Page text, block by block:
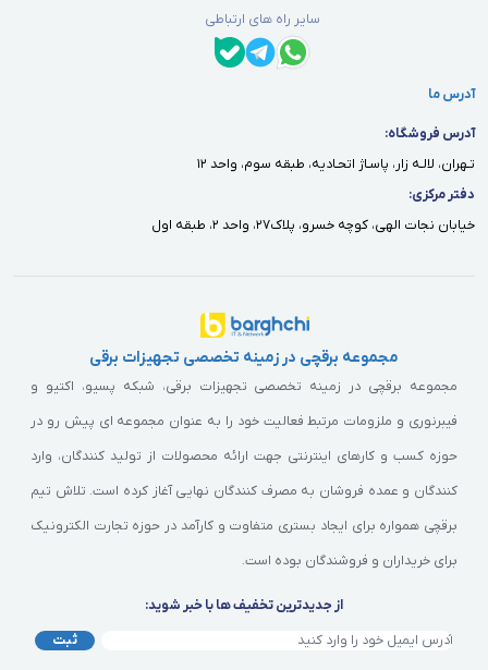
سایر راه های ارتباطی
آدرس ما
آدرس فروشگاه:
تـهران، لالـه زار، پاسـاژ اتحـاديه، طبقه سوم، واحد ١٢
دفتر مركزى:
خيابان نجات الهى، كوچه خسرو، پلاك٢٧، واحد ٢، طبقه اول
مجموعه برقچی در زمینه تخصصی تجهیزات برقی
مجموعه برقچی در زمینه تخصصی تجهیزات برقی، شبکه پسیو، اکتیو و
فیبرنوری و ملزومات مرتبط فعالیت خود را به عنوان مجموعه ای پیش رو در
حوزه کسب و کارهای اینترنتی جهت ارائه محصولات از تولید کنندگان، وارد
کنندگان و عمده فروشان به مصرف کنندگان نهایی آغاز کرده است. تلاش تیم
برقچی همواره برای ایجاد بستری متفاوت و کارآمد در حوزه تجارت الکترونیک
برای خریداران و فروشندگان بوده است.
از جدیدترین تخفیف ها با خبر شوید:
ثبت